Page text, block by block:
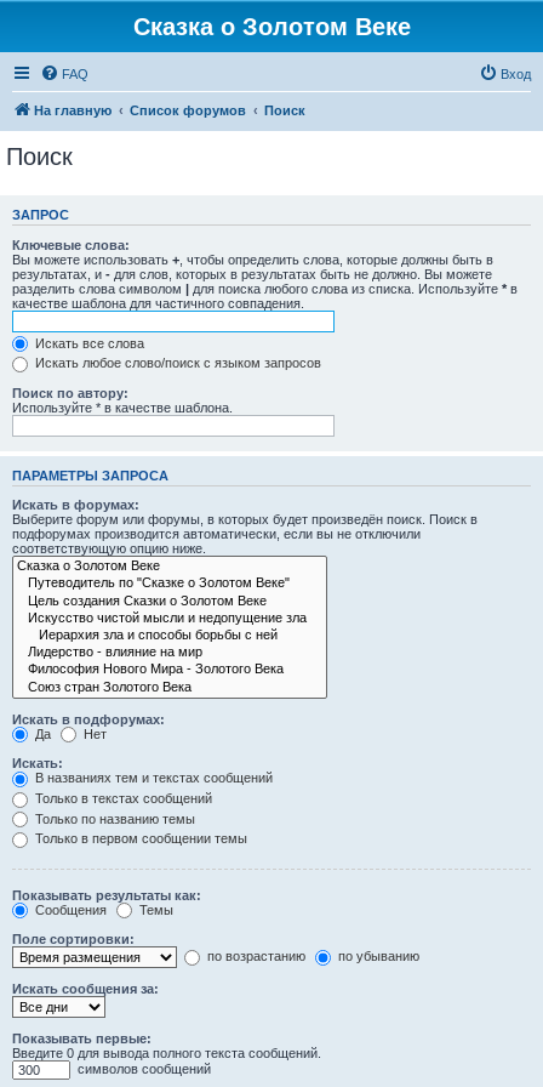
Сказка о Золотом Веке
FAQ Вход
На главную Список форумов Поиск
Поиск
ЗАПРОС
Ключевые слова:
Вы можете использовать + , чтобы определить слова, которые должны быть в
результатах, и - для слов, которых в результатах быть не должно. Вы можете
разделить слова символом | для поиска любого слова из списка. Используйте * в
качестве шаблона для частичного совпадения.
Искать все слова
Искать любое слово/поиск с языком запросов
Поиск по автору:
Используйте * в качестве шаблона.
ПАРАМЕТРЫ ЗАПРОСА
Искать в форумах:
Выберите форум или форумы, в которых будет произведён поиск. Поиск в
подфорумах производится автоматически, если вы не отключили
соответствующую опцию ниже.
Искать в подфорумах:
Да
Нет
Искать:
В названиях тем и текстах сообщений
Только в текстах сообщений
Только по названию темы
Только в первом сообщении темы
Показывать результаты как:
Сообщения
Темы
Поле сортировки:
по возрастанию
по убыванию
Искать сообщения за:
Показывать первые:
Введите 0 для вывода полного текста сообщений.
символов сообщений